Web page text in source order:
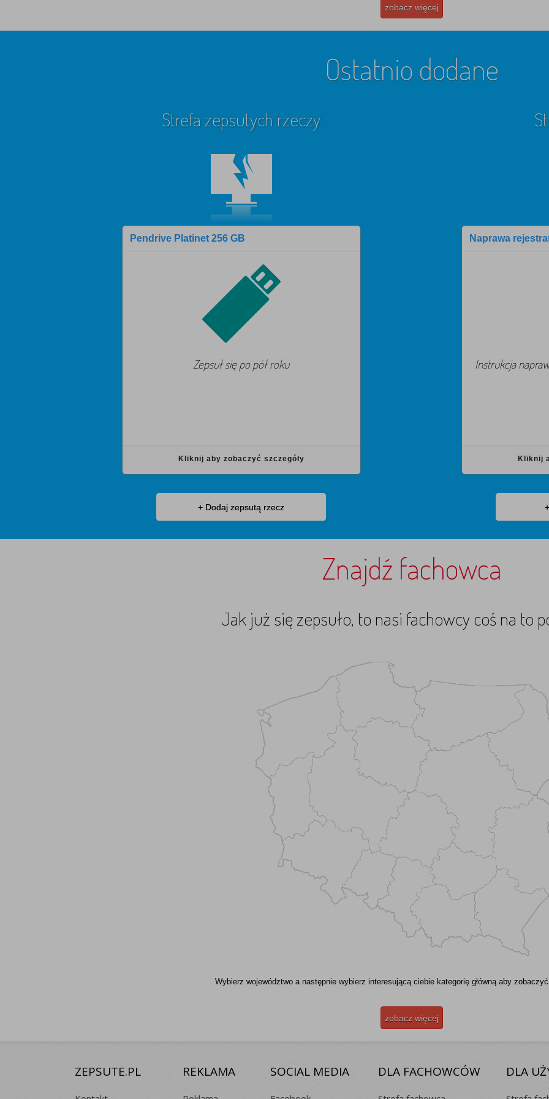
zobacz więcej
Ostatnio dodane
Strefa zepsutych rzeczy
Pendrive Platinet 256 GB
Zepsuł się po pół roku
Kliknij aby zobaczyć szczegóły
+ Dodaj zepsutą rzecz
Naprawa
Instrukcja
Kliknij
Znajdź fachowca
Jak już się zepsuło, to nasi fachowcy coś na to
Wybierz województwo a następnie wybierz interesującą ciebie kategorię główną aby
zobacz więcej
ZEPSUTE.PL REKLAMA SOCIAL MEDIA DLA FACHOWCÓW DLA